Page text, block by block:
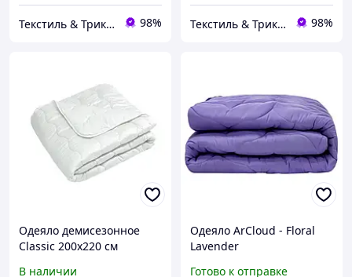
Текстиль & Трикотаж — текстиль для всей семьи 98% Текстиль & Трикотаж — текстиль для всей семьи 98%
Одеяло демисезонное
Classic 200х220 см
В наличии
Одеяло ArCloud - Floral
Lavender
Готово к отправке